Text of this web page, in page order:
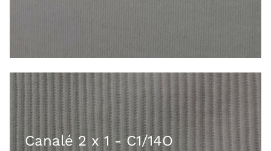
Canalé 2 x 1 - C1/14O